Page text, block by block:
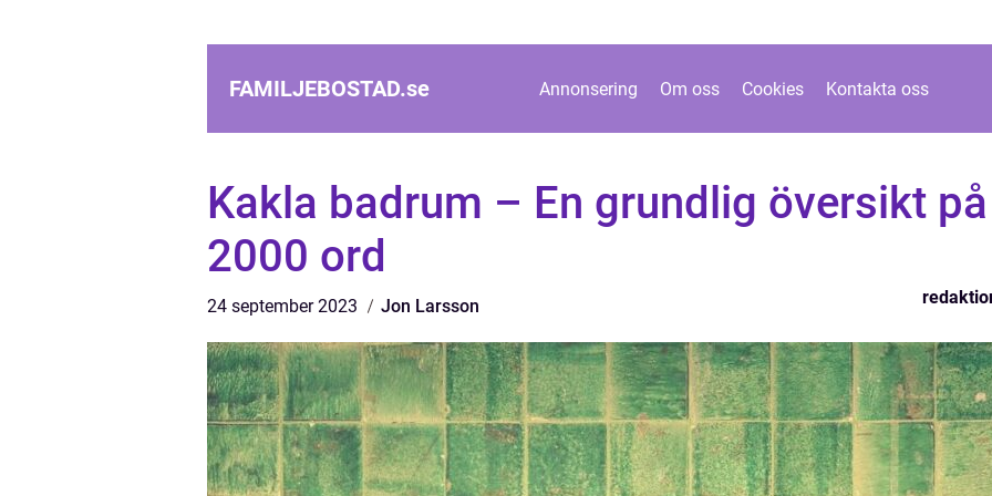
FAMILJEBOSTAD.se Annonsering Om oss Cookies Kontakta oss
Kakla badrum – En grundlig översikt på
2000 ord
24 september 2023 Jon Larsson